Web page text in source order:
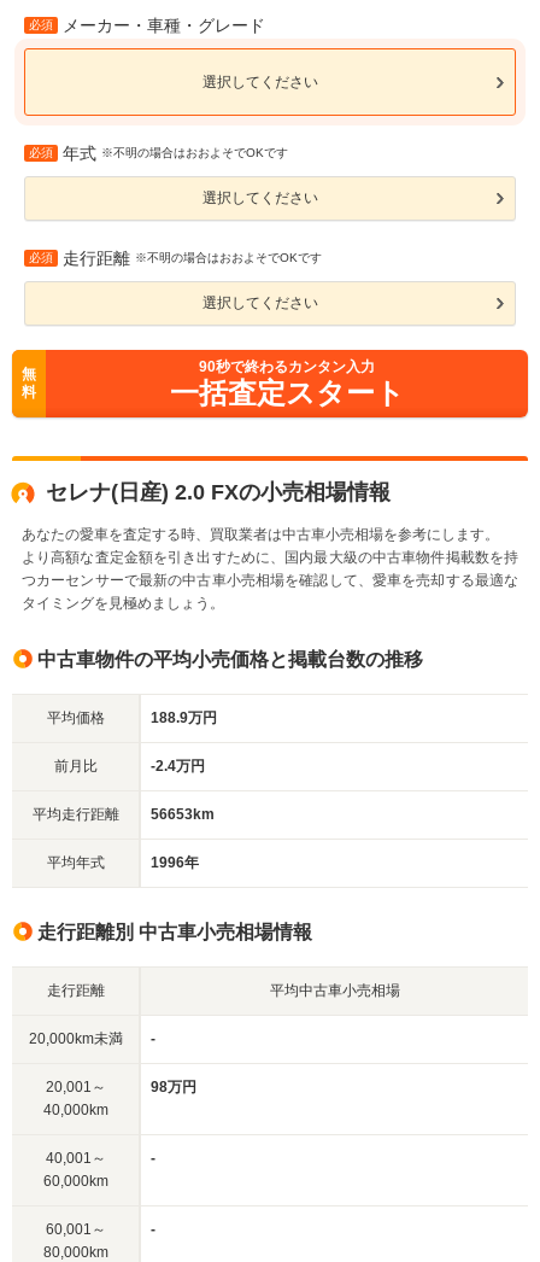
必須 メーカー・車種・グレード
選択してください
必須 年式 ※不明の場合はおおよそでOKです
選択してください
必須 走行距離 ※不明の場合はおおよそでOKです
選択してください
無
料
90秒で終わるカンタン入力
一括査定スタート
セレナ(日産) 2.0 FXの小売相場情報
あなたの愛車を査定する時、買取業者は中古車小売相場を参考にします。
より高額な査定金額を引き出すために、国内最大級の中古車物件掲載数を持
つカーセンサーで最新の中古車小売相場を確認して、愛車を売却する最適な
タイミングを見極めましょう。
中古車物件の平均小売価格と掲載台数の推移
平均価格 188.9万円
前月比 -2.4万円
平均走行距離 56653km
平均年式 1996年
走行距離別 中古車小売相場情報
走行距離 平均中古車小売相場
20,000km未満 -
20,001～
40,000km
98万円
40,001～
60,000km
-
60,001～
80,000km
-